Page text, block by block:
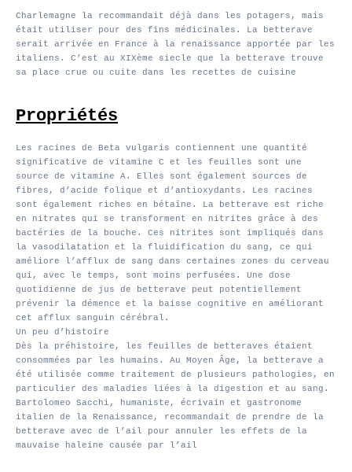
Charlemagne la recommandait déjà dans les potagers, mais
était utiliser pour des fins médicinales. La betterave
serait arrivée en France à la renaissance apportée par les
italiens. C’est au XIXème siecle que la betterave trouve
sa place crue ou cuite dans les recettes de cuisine
Propriétés
Les racines de Beta vulgaris contiennent une quantité
significative de vitamine C et les feuilles sont une
source de vitamine A. Elles sont également sources de
fibres, d’acide folique et d’antioxydants. Les racines
sont également riches en bétaïne. La betterave est riche
en nitrates qui se transforment en nitrites grâce à des
bactéries de la bouche. Ces nitrites sont impliqués dans
la vasodilatation et la fluidification du sang, ce qui
améliore l’afflux de sang dans certaines zones du cerveau
qui, avec le temps, sont moins perfusées. Une dose
quotidienne de jus de betterave peut potentiellement
prévenir la démence et la baisse cognitive en améliorant
cet afflux sanguin cérébral.
Un peu d’histoire
Dès la préhistoire, les feuilles de betteraves étaient
consommées par les humains. Au Moyen Âge, la betterave a
été utilisée comme traitement de plusieurs pathologies, en
particulier des maladies liées à la digestion et au sang.
Bartolomeo Sacchi, humaniste, écrivain et gastronome
italien de la Renaissance, recommandait de prendre de la
betterave avec de l’ail pour annuler les effets de la
mauvaise haleine causée par l’ail